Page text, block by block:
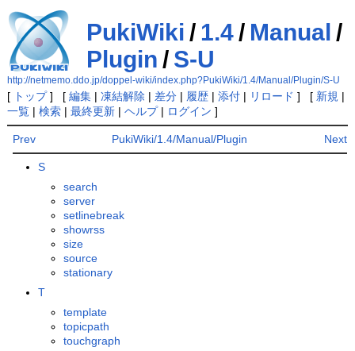
PukiWiki / 1.4/ Manual /
Plugin / S-U
http://netmemo.ddo.jp/doppel-wiki/index.php?PukiWiki/1.4/Manual/Plugin/S-U
[ トップ] [ 編集| 凍結解除 | 差分| 履歴| 添付| リロード ] [ 新規 |
一覧| 検索| 最終更新| ヘルプ| ログイン ]
Prev Next
PukiWiki/1.4/Manual/Plugin
S
search
server
setlinebreak
showrss
size
source
stationary
T
template
topicpath
touchgraph